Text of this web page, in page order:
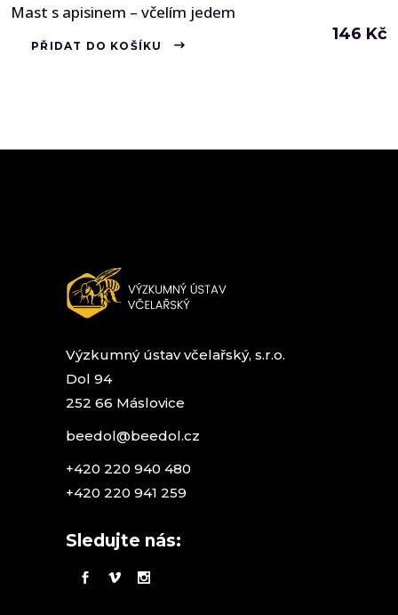
Mast s apisinem – včelím jedem
146 Kč
PŘIDAT DO KOŠÍKU
Výzkumný ústav včelařský, s.r.o.
Dol 94
252 66 Máslovice
beedol@beedol.cz
+420 220 940 480
+420 220 941 259
Sledujte nás: